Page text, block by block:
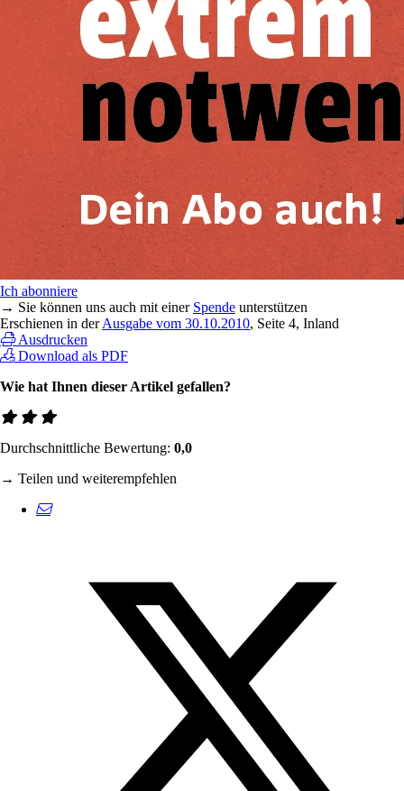
Ich abonniere
→ Sie können uns auch mit einer Spende unterstützen
Erschienen in derAusgabe vom 30.10.2010, Seite 4, Inland
Ausdrucken
Download als PDF
Wie hat Ihnen dieser Artikel gefallen?
Durchschnittliche Bewertung: 0,0
→ Teilen und weiterempfehlen